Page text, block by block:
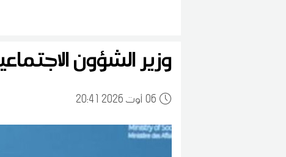
وزير الشؤون
0620:41 2026 أوت